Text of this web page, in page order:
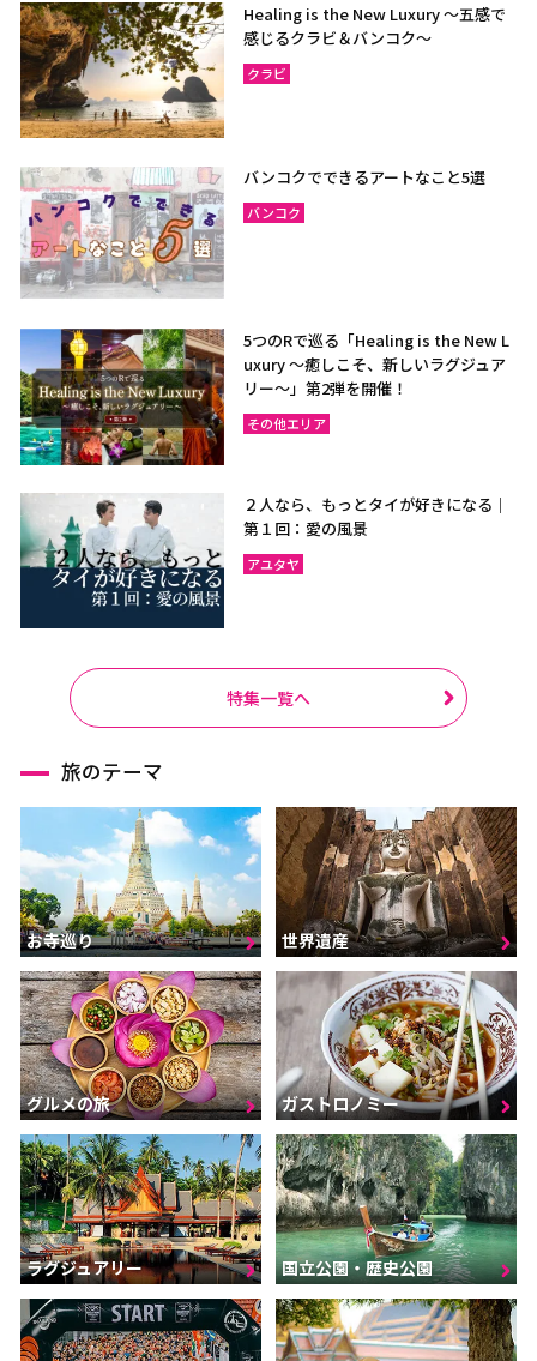
Healing is the New Luxury ～五感で
感じるクラビ＆バンコク～
クラビ
バンコクでできるアートなこと5選
バンコク
5つのRで巡る「Healing is the New L
uxury ～癒しこそ、新しいラグジュア
リー〜」第2弾を開催！
その他エリア
２人なら、もっとタイが好きになる｜
第１回：愛の風景
アユタヤ
特集一覧へ
旅のテーマ
お寺巡り 世界遺産
グルメの旅 ガストロノミー
ラグジュアリー 国立公園・歴史公園